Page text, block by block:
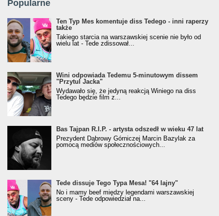
Popularne
Ten Typ Mes komentuje diss Tedego - inni raperzy
także
Takiego starcia na warszawskiej scenie nie było od
wielu lat - Tede zdissował...
Wini odpowiada Tedemu 5-minutowym dissem
"Przytul Jacka"
Wydawało się, że jedyną reakcją Winiego na diss
Tedego będzie film z...
Bas Tajpan R.I.P. - artysta odszedł w wieku 47 lat
Prezydent Dąbrowy Górniczej Marcin Bazylak za
pomocą mediów społecznościowych...
Tede dissuje Tego Typa Mesa! "64 lajny"
No i mamy beef między legendami warszawskiej
sceny - Tede odpowiedział na...